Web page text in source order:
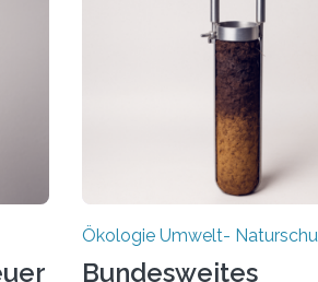
Ökologie Umwelt-
Bundesweites